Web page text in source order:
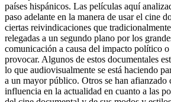
países hispánicos. Las películas aquí
paso adelante en la manera de usar el cine
ciertas reivindicaciones que
relegadas a un segundo plano por los
comunicación a causa del impacto político o
provocar. Algunos de estos documentales
lo que audiovisualmente se está haciendo
a un mayor público. Otros se han afianzado
influencia en la actualidad en cuanto a las